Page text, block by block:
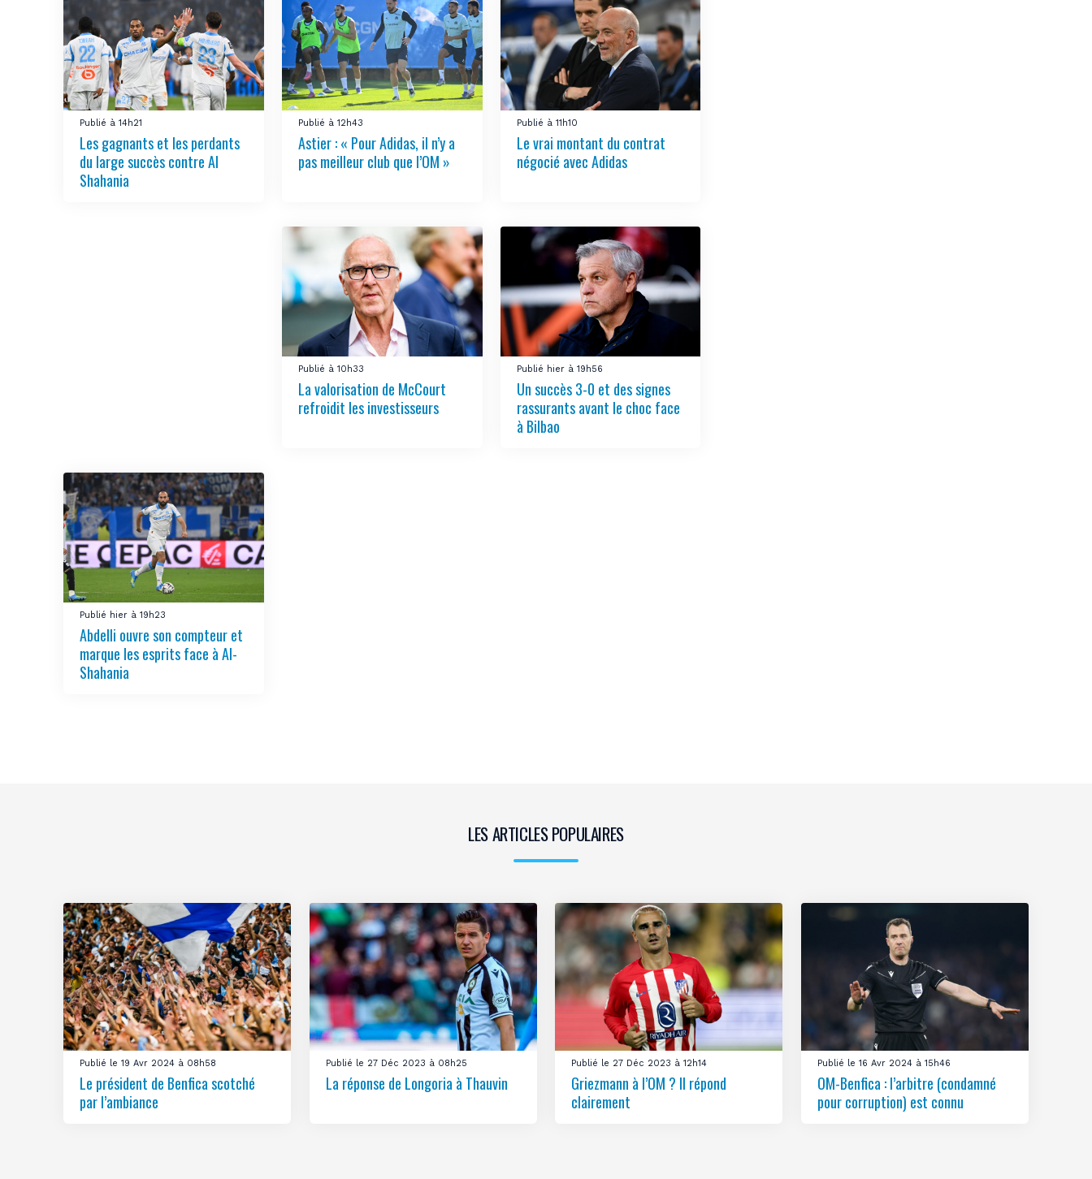
Publié à 14h21
Les gagnants et les perdants
du large succès contre Al
Shahania
Publié à 12h43
Astier : « Pour Adidas, il n’y a
pas meilleur club que l’OM »
Publié à 11h10
Le vrai montant du contrat
négocié avec Adidas
Publié à 10h33
La valorisation de McCourt
refroidit les investisseurs
Publié hier à 19h56
Un succès 3-0 et des signes
rassurants avant le choc face
à Bilbao
Publié hier à 19h23
Abdelli ouvre son compteur et
marque les esprits face à Al-
Shahania
LES ARTICLES POPULAIRES
Publié le 19 Avr 2024 à 08h58
Le président de Benfica scotché
par l’ambiance
Publié le 27 Déc 2023 à 08h25
La réponse de Longoria à Thauvin
Publié le 27 Déc 2023 à 12h14
Griezmann à l’OM ? Il répond
clairement
Publié le 16 Avr 2024 à 15h46
OM-Benfica : l’arbitre (condamné
pour corruption) est connu